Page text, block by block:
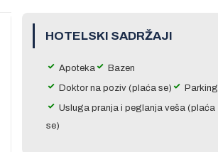
HOTELSKI SADRŽAJI
Apoteka
Bazen
Doktor na poziv (plaća se)
Parking
Usluga pranja i peglanja veša (plaća
se)